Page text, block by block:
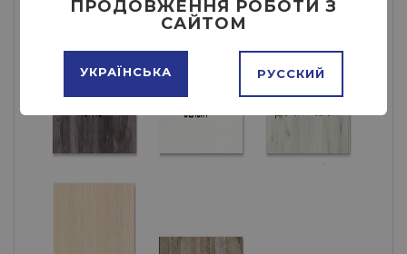
ПРОДОВЖЕННЯ РОБОТИ З
САЙТОМ
УКРАЇНСЬКА РУССКИЙ